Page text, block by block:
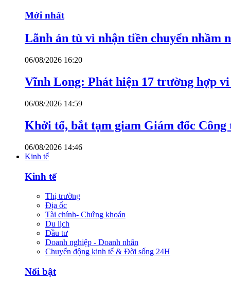
Mới nhất
Lãnh án tù vì nhận tiền chuyển nhầm
06/08/2026 16:20
Vĩnh Long: Phát hiện 17 trường hợp
06/08/2026 14:59
Khởi tố, bắt tạm giam Giám đốc
06/08/2026 14:46
Kinh tế
Kinh tế
Thị trường
Địa ốc
Tài chính- Chứng khoán
Du lịch
Đầu tư
Doanh nghiệp - Doanh nhân
Chuyển động kinh tế & Đời sống 24H
Nổi bật